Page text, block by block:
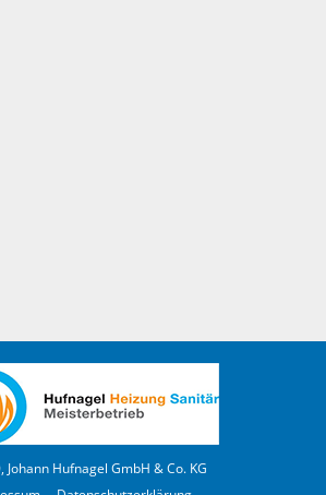
Johann Hufnagel GmbH & Co. KG